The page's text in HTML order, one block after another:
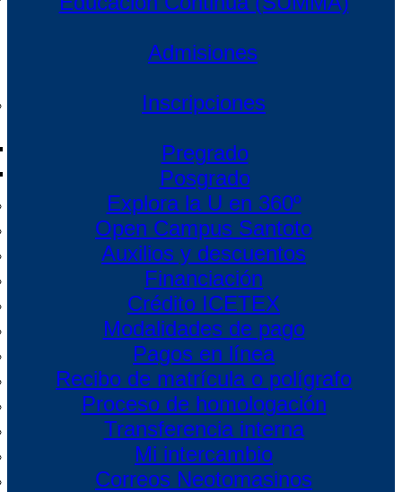
Admisiones
Inscripciones
Pregrado
Posgrado
Explora la U en 360º
Open Campus Santoto
Auxilios y descuentos
Financiación
Crédito ICETEX
Modalidades de pago
Pagos en línea
Recibo de matrícula o polígrafo
Proceso de homologación
Transferencia interna
Mi intercambio
Correos Neotomasinos